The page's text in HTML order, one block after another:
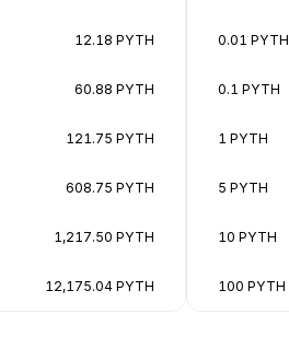
12.18 PYTH
60.88 PYTH
121.75 PYTH
608.75 PYTH
1,217.50 PYTH
12,175.04 PYTH
0.01 PYTH
0.1 PYTH
1 PYTH
5 PYTH
10 PYTH
100 PYTH